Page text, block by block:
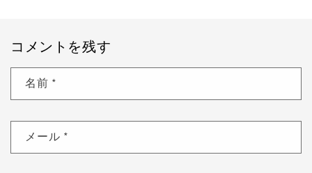
コメントを残す
名前 *
メール *